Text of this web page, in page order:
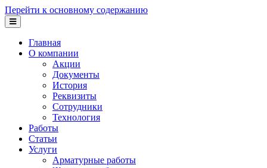
Перейти к основному содержанию
Главная
О компании
Акции
Документы
История
Реквизиты
Сотрудники
Технология
Работы
Статьи
Услуги
Арматурные работы